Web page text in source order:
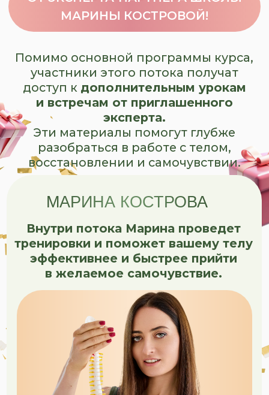
03
питание и помогает
04
Режим питания.
Структура
приёмов пищи под ваш образ
жизни: частота, интервалы,
удобный ритм.
Базовые ориентиры: какие
факторы действительно важны,
а какие переоценены.